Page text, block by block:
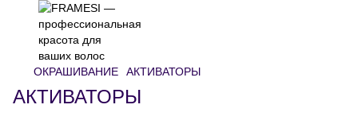
ОКРАШИВАНИЕ АКТИВАТОРЫ
АКТИВАТОРЫ